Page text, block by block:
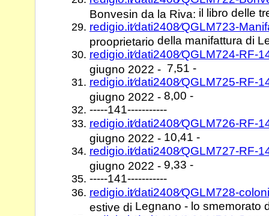
Bonvesin da la Riva: il libro delle
redigio.it⁄dati2408⁄QGLM723-
prooprietario della manifattura di
redigio.it⁄dati2408⁄QGLM724-RF-
giugno 2022 - 7,51 -
redigio.it⁄dati2408⁄QGLM725-RF-
giugno 2022 - 8,00 -
-----141-----------
redigio.it⁄dati2408⁄QGLM726-RF-
giugno 2022 - 10,41 -
redigio.it⁄dati2408⁄QGLM727-RF-
giugno 2022 - 9,33 -
-----141-----------
redigio.it⁄dati2408⁄QGLM728-
estive di Legnano - lo smemorato